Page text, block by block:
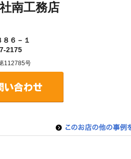
南工務店
６－１
2175
112785号